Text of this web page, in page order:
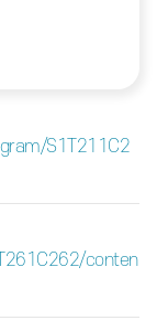
S1T211C2
conten